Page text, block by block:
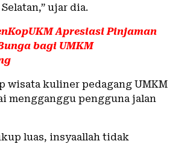
ujar dia.
Apresiasi Pinjaman
bagi UMKM
wisata kuliner pedagang UMKM
mengganggu pengguna jalan
luas, insyaallah tidak